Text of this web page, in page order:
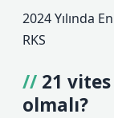
2024 Yılında
RKS
21
olmalı?